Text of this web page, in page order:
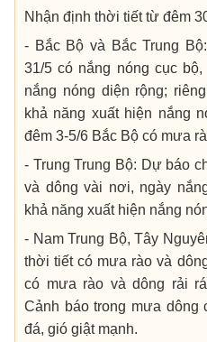
Nhận định thời tiết từ đêm
- Bắc Bộ và Bắc Trung
31/5 có nắng nóng cục
nắng nóng diện rộng;
khả năng xuất hiện nắng
đêm 3-5/6 Bắc Bộ có mưa
- Trung Trung Bộ: Dự báo
và dông vài nơi, ngày
khả năng xuất hiện nắng
- Nam Trung Bộ, Tây
thời tiết có mưa rào và
có mưa rào và dông rải
Cảnh báo trong mưa dông
đá, gió giật mạnh.